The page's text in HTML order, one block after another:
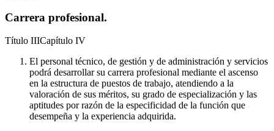
Carrera profesional.
Título IIICapítulo IV
El personal técnico, de gestión y de administración y servicios
podrá desarrollar su carrera profesional mediante el ascenso
en la estructura de puestos de trabajo, atendiendo a la
valoración de sus méritos, su grado de especialización y las
aptitudes por razón de la especificidad de la función que
desempeña y la experiencia adquirida.